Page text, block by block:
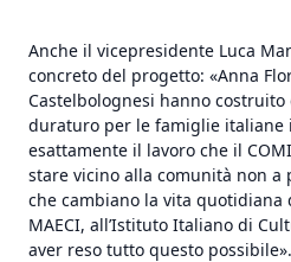
Anche il vicepresidente Luca
concreto del progetto: «Anna
Castelbolognesi hanno
duraturo per le famiglie italiane
esattamente il lavoro che il
stare vicino alla comunità non a
che cambiano la vita quotidiana
MAECI, all’Istituto Italiano di
aver reso tutto questo possibile».